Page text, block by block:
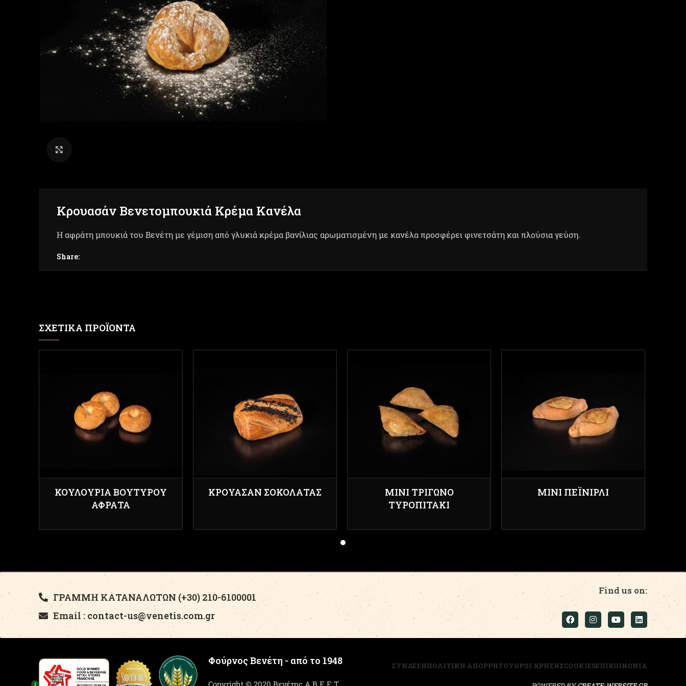
Κρουασάν Βενετομπουκιά Κρέμα Κανέλα
Η αφράτη μπουκιά του Βενέτη με γέμιση από γλυκιά κρέμα βανίλιας αρωματισμένη με κανέλα προσφέρει φινετσάτη και πλούσια γεύση.
Share:
ΣΧΕΤΙΚΆ ΠΡΟΪΌΝΤΑ
ΚΟΥΛΟΎΡΙΑ ΒΟΥΤΎΡΟΥ
ΑΦΡΆΤΑ
ΚΡΟΥΑΣΆΝ ΣΟΚΟΛΆΤΑΣ
ΜΊΝΙ ΤΡΊΓΩΝΟ
ΤΥΡΟΠΙΤΆΚΙ
ΜΊΝΙ ΠΕΪΝΙΡΛΊ
ΓΡΑΜΜΗ ΚΑΤΑΝΑΛΩΤΩΝ (+30) 210-6100001
Email : contact-us@venetis.com.gr
Find us on:
Φούρνος Βενέτη - από το 1948
Copyright © 2020 Βενέτης Α.Β.Ε.Ε.Τ.
ΣΥΝΔΕΣΗΠΟΛΙΤΙΚΗ ΑΠΟΡΡΗΤΟΥΟΡΟΙ ΧΡΗΣΗΣCOOKIESΕΠΙΚΟΙΝΩΝΙΑ
2